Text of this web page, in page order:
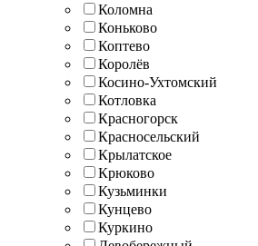
Коломна
Коньково
Коптево
Королёв
Косино-Ухтомский
Котловка
Красногорск
Красносельский
Крылатское
Крюково
Кузьминки
Кунцево
Куркино